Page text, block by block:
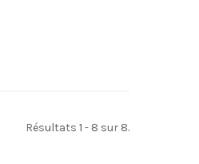
Résultats 1 - 8 sur 8.